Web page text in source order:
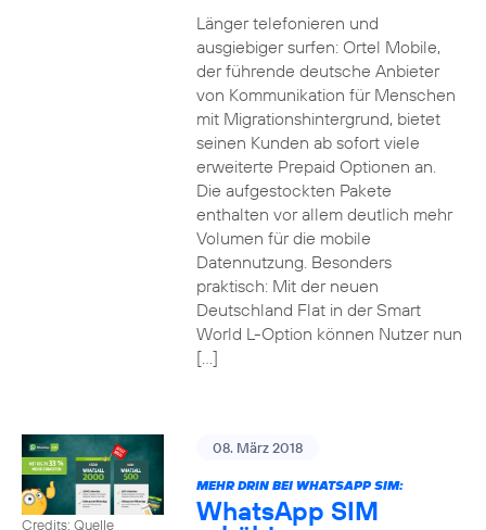
Länger telefonieren und
ausgiebiger surfen: Ortel Mobile,
der führende deutsche Anbieter
von Kommunikation für Menschen
mit Migrationshintergrund, bietet
seinen Kunden ab sofort viele
erweiterte Prepaid Optionen an.
Die aufgestockten Pakete
enthalten vor allem deutlich mehr
Volumen für die mobile
Datennutzung. Besonders
praktisch: Mit der neuen
Deutschland Flat in der Smart
World L-Option können Nutzer nun
[…]
Credits: Quelle
08. März 2018
MEHR DRIN BEI WHATSAPP SIM:
WhatsApp SIM